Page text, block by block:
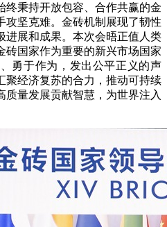
终秉持开放包容、合作共赢的金
攻坚克难。金砖机制展现了韧性
进展和成果。本次会晤正值人类
砖国家作为重要的新兴市场国家
勇于作为，发出公平正义的声
聚经济复苏的合力，推动可持续
质量发展贡献智慧，为世界注入